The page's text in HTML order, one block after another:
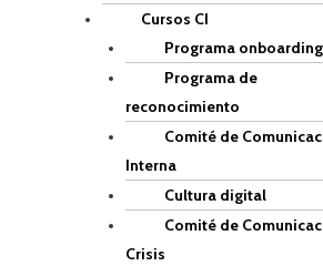
Cursos CI
Programa onboarding
Programa de
reconocimiento
Comité de
Interna
Cultura digital
Comité de
Crisis